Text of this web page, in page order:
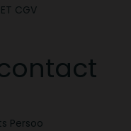
ET CGV
Persoo